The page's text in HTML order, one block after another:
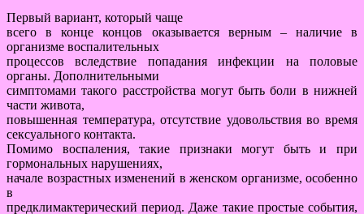
Первый вариант, который чаще
всего в конце концов оказывается верным – наличие в
организме воспалительных
процессов вследствие попадания инфекции на половые
органы. Дополнительными
симптомами такого расстройства могут быть боли в нижней
части живота,
повышенная температура, отсутствие удовольствия во время
сексуального контакта.
Помимо воспаления, такие признаки могут быть и при
гормональных нарушениях,
начале возрастных изменений в женском организме, особенно
в
предклимактерический период. Даже такие простые события,